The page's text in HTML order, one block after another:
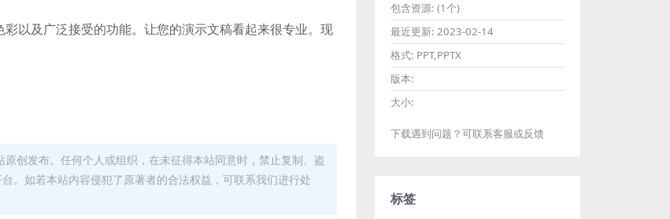
以及广泛接受的功能。让您的演示文稿看起来很专业。现
创发布。任何个人或组织，在未征得本站同意时，禁止复制、盗
。如若本站内容侵犯了原著者的合法权益，可联系我们进行处
包含资源: (1个)
最近更新: 2023-02-14
格式: PPT,PPTX
版本:
大小:
下载遇到问题？可联系客服或反馈
标签